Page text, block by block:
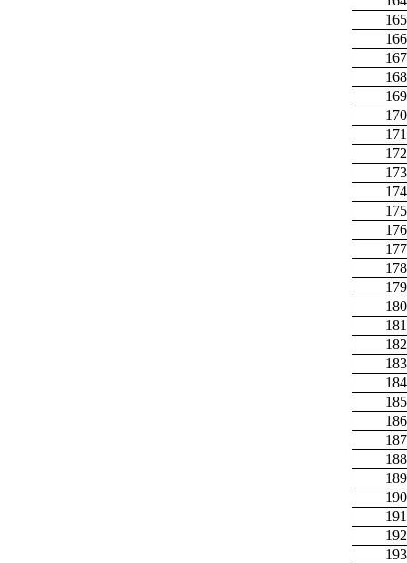
165
166
167
168
169
170
171
172
173
174
175
176
177
178
179
180
181
182
183
184
185
186
187
188
189
190
191
192
193